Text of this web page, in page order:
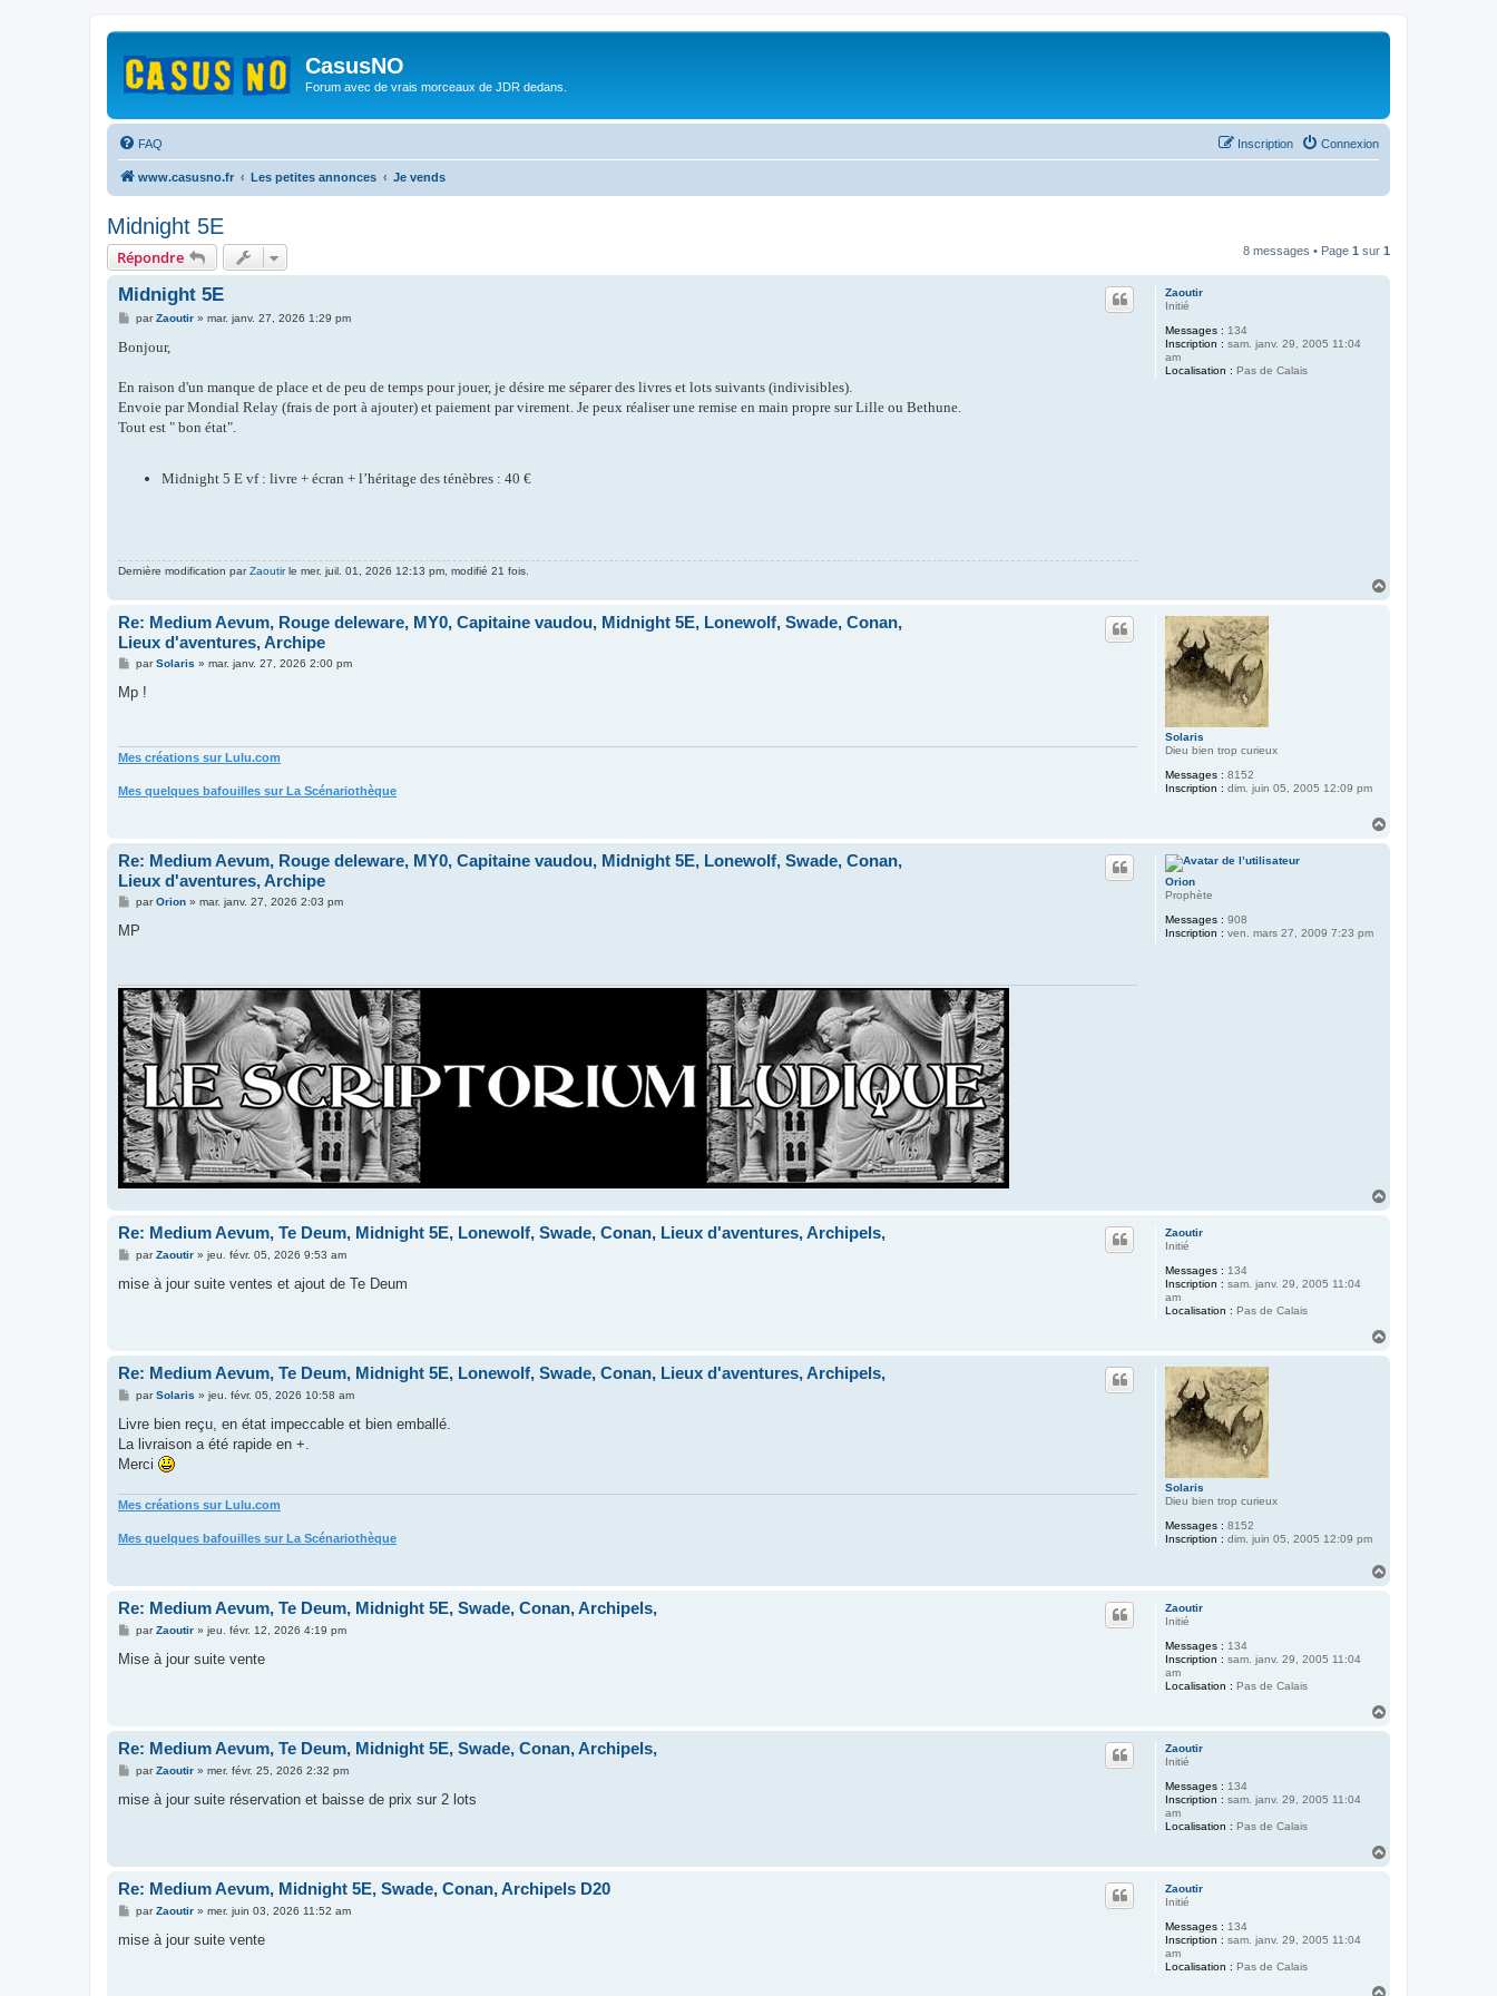
CasusNO
Forum avec de vrais morceaux de JDR dedans.
FAQ Connexion
Inscription
www.casusno.fr Les petites annonces Je vends
Midnight 5E
Répondre 8 messages • Page 1 sur 1
Zaoutir
Initié
Messages : 134
Inscription : sam. janv. 29, 2005 11:04
am
Localisation : Pas de Calais
Midnight 5E
M
s
g
parZaoutir» mar. janv. 27, 2026 1:29 pm
Bonjour,
En raison d'un manque de place et de peu de temps pour jouer, je désire me séparer des livres et lots suivants (indivisibles).
Envoie par Mondial Relay (frais de port à ajouter) et paiement par virement. Je peux réaliser une remise en main propre sur Lille ou Bethune.
Tout est " bon état".
Midnight 5 E vf : livre + écran + l’héritage des ténèbres : 40 €
Dernière modification parZaoutirle mer. juil. 01, 2026 12:13 pm, modifié 21 fois.
Solaris
Dieu bien trop curieux
Messages : 8152
Inscription : dim. juin 05, 2005 12:09 pm
Re: Medium Aevum, Rouge deleware, MY0, Capitaine vaudou, Midnight 5E, Lonewolf, Swade, Conan,
Lieux d'aventures, Archipe
M
s
s
parSolaris » mar. janv. 27, 2026 2:00 pm
Mp !
Mes créations sur Lulu.com
Mes quelques bafouilles sur La Scénariothèque
Orion
Prophète
Messages : 908
Inscription : ven. mars 27, 2009 7:23 pm
Re: Medium Aevum, Rouge deleware, MY0, Capitaine vaudou, Midnight 5E, Lonewolf, Swade, Conan,
Lieux d'aventures, Archipe
M
s
parOrion» mar. janv. 27, 2026 2:03 pm
MP
Zaoutir
Initié
Messages : 134
Inscription : sam. janv. 29, 2005 11:04
am
Localisation : Pas de Calais
Re: Medium Aevum, Te Deum, Midnight 5E, Lonewolf, Swade, Conan, Lieux d'aventures, Archipels,
M
s
parZaoutir» jeu. févr. 05, 2026 9:53 am
mise à jour suite ventes et ajout de Te Deum
Solaris
Dieu bien trop curieux
Messages : 8152
Inscription : dim. juin 05, 2005 12:09 pm
Re: Medium Aevum, Te Deum, Midnight 5E, Lonewolf, Swade, Conan, Lieux d'aventures, Archipels,
M
s
a
g
parSolaris » jeu. févr. 05, 2026 10:58 am
Livre bien reçu, en état impeccable et bien emballé.
La livraison a été rapide en +.
Merci
Mes créations sur Lulu.com
Mes quelques bafouilles sur La Scénariothèque
Zaoutir
Initié
Messages : 134
Inscription : sam. janv. 29, 2005 11:04
am
Localisation : Pas de Calais
Re: Medium Aevum, Te Deum, Midnight 5E, Swade, Conan, Archipels,
M
s
parZaoutir» jeu. févr. 12, 2026 4:19 pm
Mise à jour suite vente
Zaoutir
Initié
Messages : 134
Inscription : sam. janv. 29, 2005 11:04
am
Localisation : Pas de Calais
Re: Medium Aevum, Te Deum, Midnight 5E, Swade, Conan, Archipels,
M
s
parZaoutir» mer. févr. 25, 2026 2:32 pm
mise à jour suite réservation et baisse de prix sur 2 lots
Zaoutir
Initié
Messages : 134
Inscription : sam. janv. 29, 2005 11:04
am
Localisation : Pas de Calais
Re: Medium Aevum, Midnight 5E, Swade, Conan, Archipels D20
M
s
parZaoutir» mer. juin 03, 2026 11:52 am
mise à jour suite vente